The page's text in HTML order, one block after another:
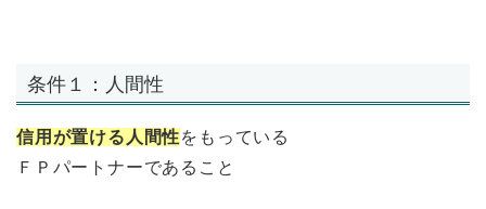
条件１：人間性
信用が置ける人間性をもっている
ＦＰパートナーであること